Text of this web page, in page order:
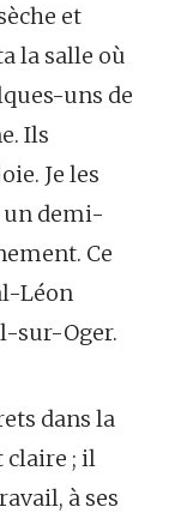
et
la salle où
uns de
Ils
Je les
un demi-
Ce
Léon
sur-Oger.
dans la
claire ; il
à ses